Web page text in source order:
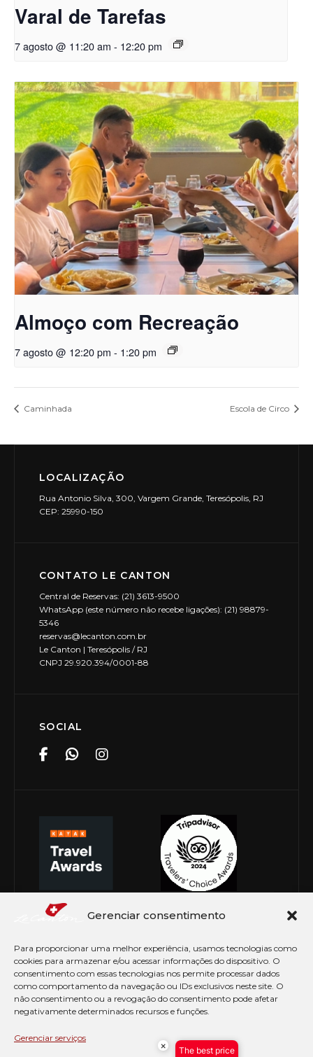
Gerenciar consentimento
Para proporcionar uma melhor experiência, usamos tecnologias como
cookies para armazenar e/ou acessar informações do dispositivo. O
consentimento com essas tecnologias nos permite processar dados
como comportamento da navegação ou IDs exclusivos neste site. O
não consentimento ou a revogação do consentimento pode afetar
negativamente determinados recursos e funções.
Gerenciar serviços
Varal de Tarefas
7 agosto @ 11:20 am - 12:20 pm
Almoço com Recreação
7 agosto @ 12:20 pm - 1:20 pm
Caminhada Escola de Circo
LOCALIZAÇÃO
Rua Antonio Silva, 300, Vargem Grande, Teresópolis, RJ
CEP: 25990-150
CONTATO LE CANTON
Central de Reservas: (21) 3613-9500
WhatsApp (este número não recebe ligações): (21) 98879-
5346
reservas@lecanton.com.br
Le Canton | Teresópolis / RJ
CNPJ 29.920.394/0001-88
SOCIAL
© Copyright 2026 Le Canton. Todos os direitos
× The best price